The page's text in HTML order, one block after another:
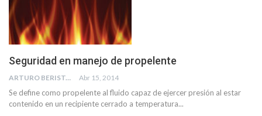
Seguridad en manejo de propelente
ARTURO BERISTAIN BEJARANO Abr 15, 2014
Se define como propelente al fluido capaz de ejercer presión al estar
contenido en un recipiente cerrado a temperatura...